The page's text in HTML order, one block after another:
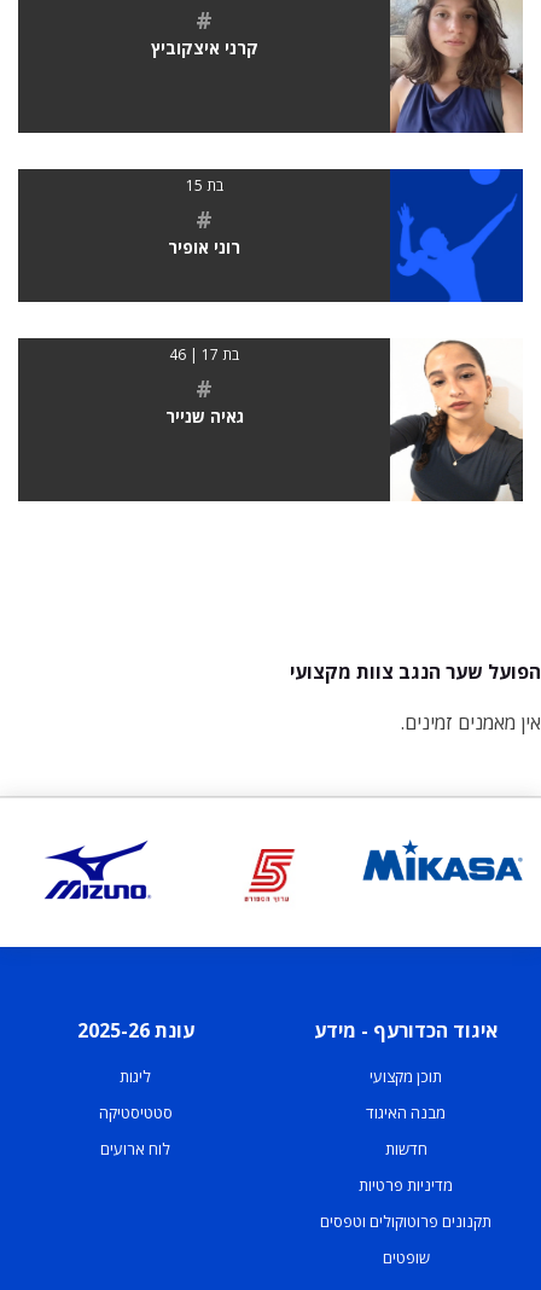
#
קרני איצקוביץ
בת 15
#
רוני אופיר
בת 17 | 46
#
גאיה שנייר
הפועל שער הנגב צוות מקצועי
אין מאמנים זמינים.
איגוד הכדורעף - מידע
תוכן מקצועי
מבנה האיגוד
חדשות
מדיניות פרטיות
תקנונים פרוטוקולים וטפסים
שופטים
עונת 2025-26
ליגות
סטטיסטיקה
לוח ארועים